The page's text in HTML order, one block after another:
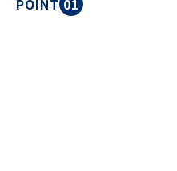
POINT